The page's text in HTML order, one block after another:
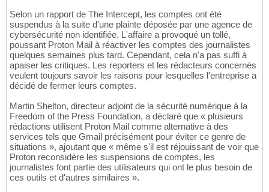
Selon un rapport de The Intercept, les comptes ont été
suspendus à la suite d'une plainte déposée par une agence de
cybersécurité non identifiée. L'affaire a provoqué un tollé,
poussant Proton Mail à réactiver les comptes des journalistes
quelques semaines plus tard. Cependant, cela n'a pas suffi à
apaiser les critiques. Les reporters et les rédacteurs concernés
veulent toujours savoir les raisons pour lesquelles l'entreprise a
décidé de fermer leurs comptes.
Martin Shelton, directeur adjoint de la sécurité numérique à la
Freedom of the Press Foundation, a déclaré que « plusieurs
rédactions utilisent Proton Mail comme alternative à des
services tels que Gmail précisément pour éviter ce genre de
situations », ajoutant que « même s'il est réjouissant de voir que
Proton reconsidère les suspensions de comptes, les
journalistes font partie des utilisateurs qui ont le plus besoin de
ces outils et d'autres similaires ».